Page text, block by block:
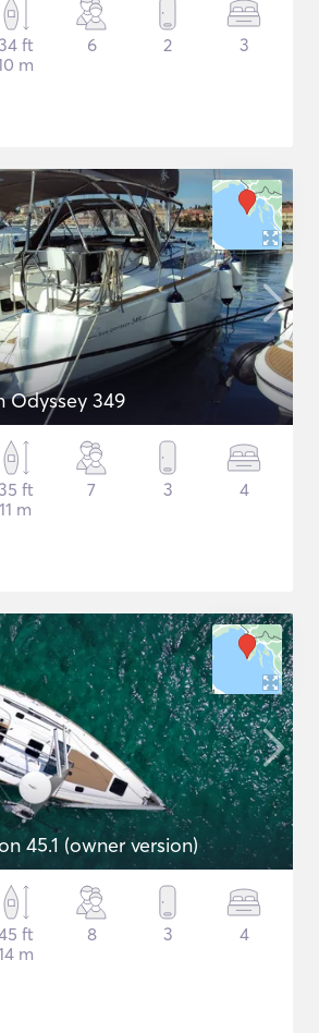
ft
m
6 2 3
Odyssey 349
ft
11 m
7 3 4
45.1 (owner version)
ft
m
8 3 4